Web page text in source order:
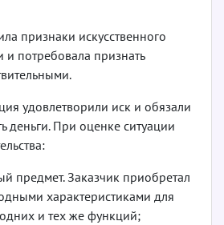
признаки искусственного
и потребовала признать
удовлетворили иск и обязали
деньги. При оценке ситуации
предмет. Заказчик приобретал
характеристиками для
и тех же функций;